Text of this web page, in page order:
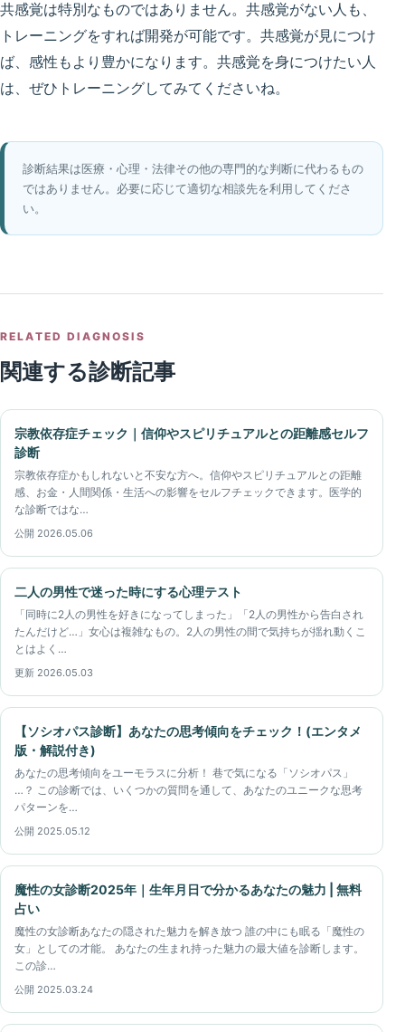
共感覚は特別なものではありません。共感覚がない人も、
トレーニングをすれば開発が可能です。共感覚が見につけ
ば、感性もより豊かになります。共感覚を身につけたい人
は、ぜひトレーニングしてみてくださいね。
診断結果は医療・心理・法律その他の専門的な判断に代わるもの
ではありません。必要に応じて適切な相談先を利用してくださ
い。
RELATED DIAGNOSIS
関連する診断記事
宗教依存症チェック｜信仰やスピリチュアルとの距離感セルフ
診断
宗教依存症かもしれないと不安な方へ。信仰やスピリチュアルとの距離
感、お金・人間関係・生活への影響をセルフチェックできます。医学的
な診断ではな…
公開 2026.05.06
二人の男性で迷った時にする心理テスト
「同時に2人の男性を好きになってしまった」「2人の男性から告白され
たんだけど…」女心は複雑なもの。2人の男性の間で気持ちが揺れ動くこ
とはよく…
更新 2026.05.03
【ソシオパス診断】あなたの思考傾向をチェック！(エンタメ
版・解説付き)
あなたの思考傾向をユーモラスに分析！ 巷で気になる「ソシオパス」
…？ この診断では、いくつかの質問を通して、あなたのユニークな思考
パターンを…
公開 2025.05.12
魔性の女診断2025年｜生年月日で分かるあなたの魅力 | 無料
占い
魔性の女診断あなたの隠された魅力を解き放つ 誰の中にも眠る「魔性の
女」としての才能。 あなたの生まれ持った魅力の最大値を診断します。
この診…
公開 2025.03.24